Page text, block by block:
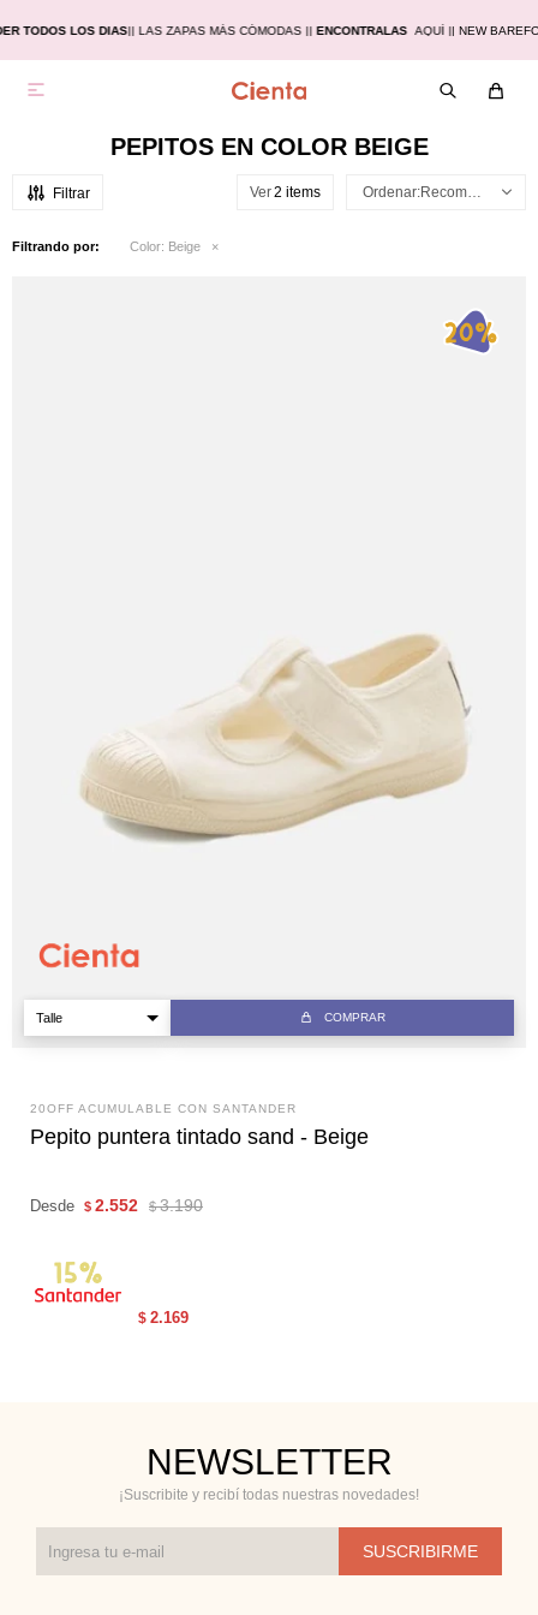
TODOS LOS DIAS|| LAS ZAPAS MÁS CÓMODAS ||ENCONTRALAS AQUÍ || NEW

PEPITOS EN COLOR BEIGE
Ver Recomendados
Filtrando por: Color: Beige
COMPRAR
20OFF ACUMULABLE CON SANTANDER
Pepito puntera tintado sand - Beige
Desde $ 2.552 $ 3.190
$ 2.169
NEWSLETTER
¡Suscribite y recibí todas nuestras novedades!
SUSCRIBIRME